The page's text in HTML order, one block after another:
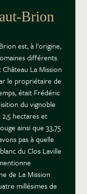
Brion
est, à l'origine,
différents.
La Mission
le propriétaire de
était Frédéric
du vignoble
hectares et
ainsi que 33,75
pas à quelle
du Clos Laville
de La Mission
millésimes de